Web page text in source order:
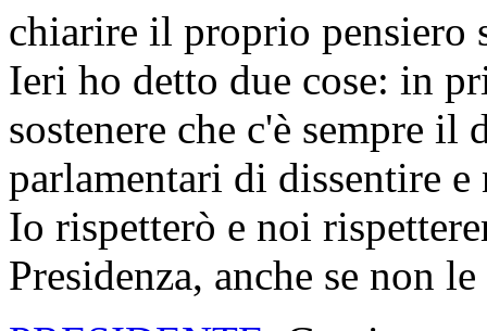
chiarire il proprio pensiero
Ieri ho detto due cose: in
sostenere che c'è sempre
parlamentari di dissentire
Io rispetterò e noi
Presidenza, anche se non